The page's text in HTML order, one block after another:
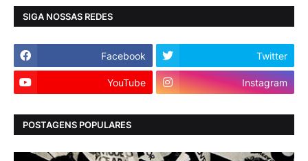
SIGA NOSSAS REDES
Facebook Twitter
YouTube Instagram
POSTAGENS POPULARES